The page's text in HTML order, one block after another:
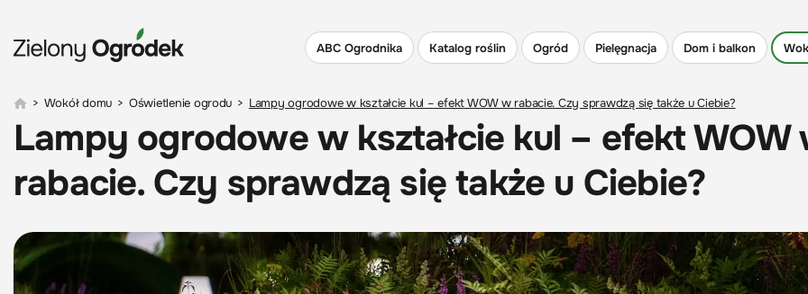
ABC Ogrodnika Katalog roślin Ogród Pielęgnacja Dom i balkon
> Wokół domu > Oświetlenie ogrodu > Lampy ogrodowe w kształcie kul – efekt WOW w rabacie. Czy sprawdzą się także u Ciebie?
Lampy ogrodowe w kształcie kul – efekt WOW
rabacie. Czy sprawdzą się także u Ciebie?